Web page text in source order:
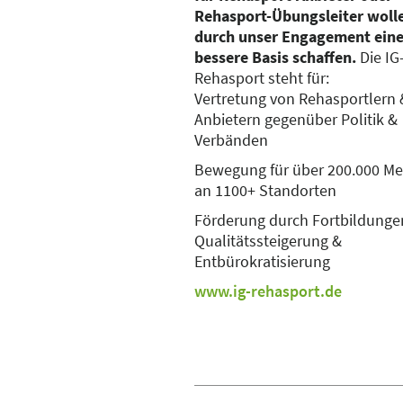
Rehasport-Übungsleiter
durch unser Engagement eine
bessere Basis schaffen. Die IG-
Rehasport steht für:
Vertretung von Rehasportlern
Anbietern gegenüber Politik &
Verbänden
Bewegung für über 200.000
an 1100+ Standorten
Förderung durch
Qualitätssteigerung &
Entbürokratisierung
www.ig-rehasport.de